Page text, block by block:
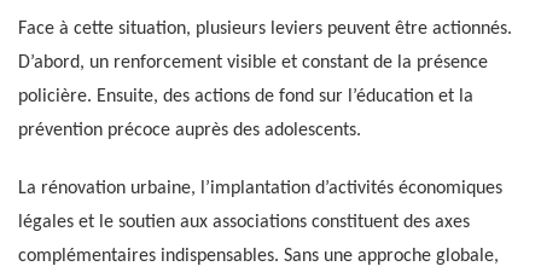
Face à cette situation, plusieurs leviers peuvent être actionnés.
D’abord, un renforcement visible et constant de la présence
policière. Ensuite, des actions de fond sur l’éducation et la
prévention précoce auprès des adolescents.
La rénovation urbaine, l’implantation d’activités économiques
légales et le soutien aux associations constituent des axes
complémentaires indispensables. Sans une approche globale,